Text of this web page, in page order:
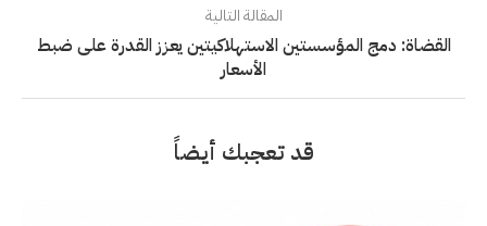
المقالة التالية
القضاة: دمج المؤسستين الاستهلاكيتين يعزز القدرة على ضبط
الأسعار
قد تعجبك أيضاً